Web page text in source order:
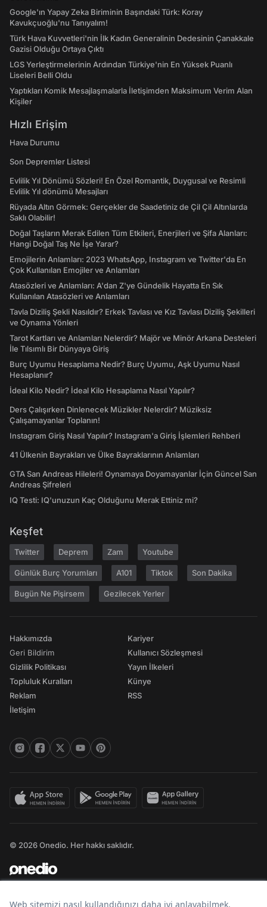
Google'ın Yapay Zeka Biriminin Başındaki Türk: Koray
Kavukçuoğlu'nu Tanıyalım!
Türk Hava Kuvvetleri'nin İlk Kadın Generalinin Dedesinin Çanakkale
Gazisi Olduğu Ortaya Çıktı
LGS Yerleştirmelerinin Ardından Türkiye'nin En Yüksek Puanlı
Liseleri Belli Oldu
Yaptıkları Komik Mesajlaşmalarla İletişimden Maksimum Verim Alan
Kişiler
Hızlı Erişim
Hava Durumu
Son Depremler Listesi
Evlilik Yıl Dönümü Sözleri! En Özel Romantik, Duygusal ve Resimli
Evlilik Yıl dönümü Mesajları
Rüyada Altın Görmek: Gerçekler de Saadetiniz de Çil Çil Altınlarda
Saklı Olabilir!
Doğal Taşların Merak Edilen Tüm Etkileri, Enerjileri ve Şifa Alanları:
Hangi Doğal Taş Ne İşe Yarar?
Emojilerin Anlamları: 2023 WhatsApp, Instagram ve Twitter'da En
Çok Kullanılan Emojiler ve Anlamları
Atasözleri ve Anlamları: A'dan Z'ye Gündelik Hayatta En Sık
Kullanılan Atasözleri ve Anlamları
Tavla Diziliş Şekli Nasıldır? Erkek Tavlası ve Kız Tavlası Diziliş Şekilleri
ve Oynama Yönleri
Tarot Kartları ve Anlamları Nelerdir? Majör ve Minör Arkana Desteleri
İle Tılsımlı Bir Dünyaya Giriş
Burç Uyumu Hesaplama Nedir? Burç Uyumu, Aşk Uyumu Nasıl
Hesaplanır?
İdeal Kilo Nedir? İdeal Kilo Hesaplama Nasıl Yapılır?
Ders Çalışırken Dinlenecek Müzikler Nelerdir? Müziksiz
Çalışamayanlar Toplanın!
Instagram Giriş Nasıl Yapılır? Instagram'a Giriş İşlemleri Rehberi
41 Ülkenin Bayrakları ve Ülke Bayraklarının Anlamları
GTA San Andreas Hileleri! Oynamaya Doyamayanlar İçin Güncel San
Andreas Şifreleri
IQ Testi: IQ'unuzun Kaç Olduğunu Merak Ettiniz mi?
Keşfet
Twitter Deprem Zam Youtube
Günlük Burç Yorumları A101 Tiktok Son Dakika
Bugün Ne Pişirsem Gezilecek Yerler
Hakkımızda
Geri Bildirim
Gizlilik Politikası
Topluluk Kuralları
Reklam
İletişim
Kariyer
Kullanıcı Sözleşmesi
Yayın İlkeleri
Künye
RSS
© 2026 Onedio. Her hakkı saklıdır.